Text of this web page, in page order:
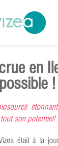
en
!
son potentiel!
était à la